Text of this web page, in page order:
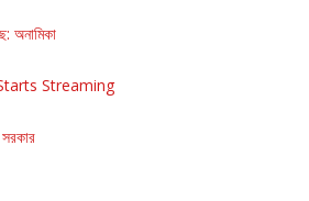
অনামিকা
Streaming